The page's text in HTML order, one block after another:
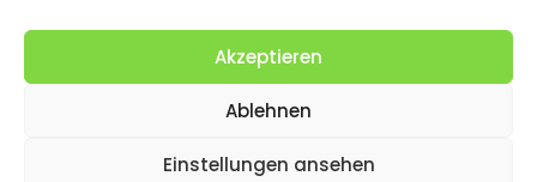
Akzeptieren
Ablehnen
Einstellungen ansehen